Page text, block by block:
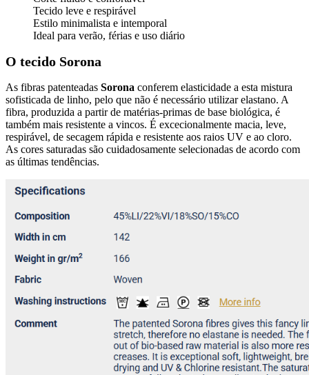
Tecido leve e respirável
Estilo minimalista e intemporal
Ideal para verão, férias e uso diário
O tecido Sorona
As fibras patenteadas Sorona conferem elasticidade a esta mistura
sofisticada de linho, pelo que não é necessário utilizar elastano. A
fibra, produzida a partir de matérias-primas de base biológica, é
também mais resistente a vincos. É excecionalmente macia, leve,
respirável, de secagem rápida e resistente aos raios UV e ao cloro.
As cores saturadas são cuidadosamente selecionadas de acordo com
as últimas tendências.